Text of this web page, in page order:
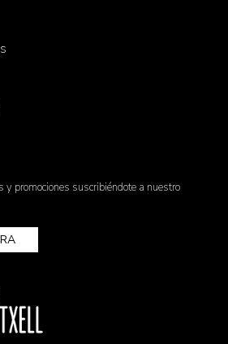
y promociones suscribiéndote a nuestro